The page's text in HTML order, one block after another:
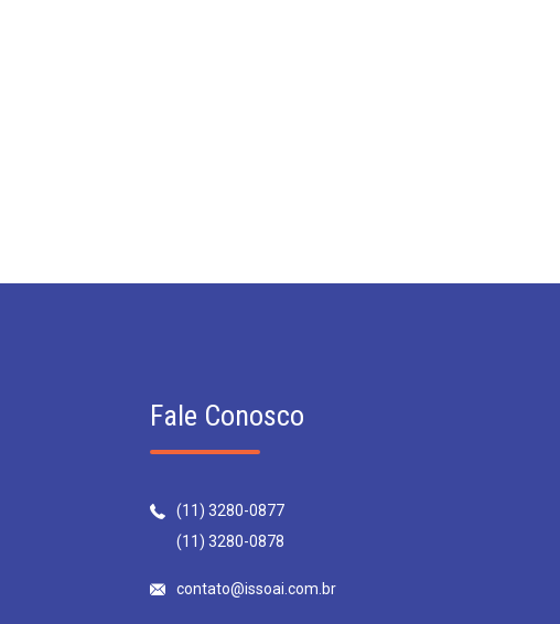
Fale Conosco
(11) 3280-0877
(11) 3280-0878
contato@issoai.com.br